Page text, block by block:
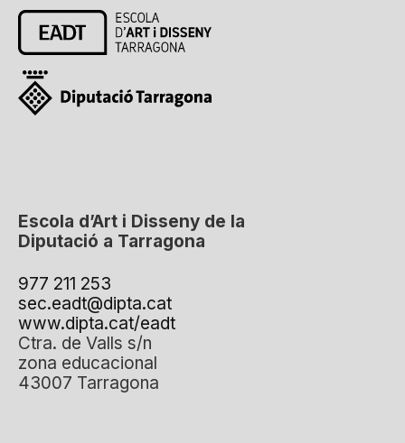
Escola d’Art i Disseny de la
Diputació a Tarragona
977 211 253
sec.eadt@dipta.cat
www.dipta.cat/eadt
Ctra. de Valls s/n
zona educacional
43007 Tarragona